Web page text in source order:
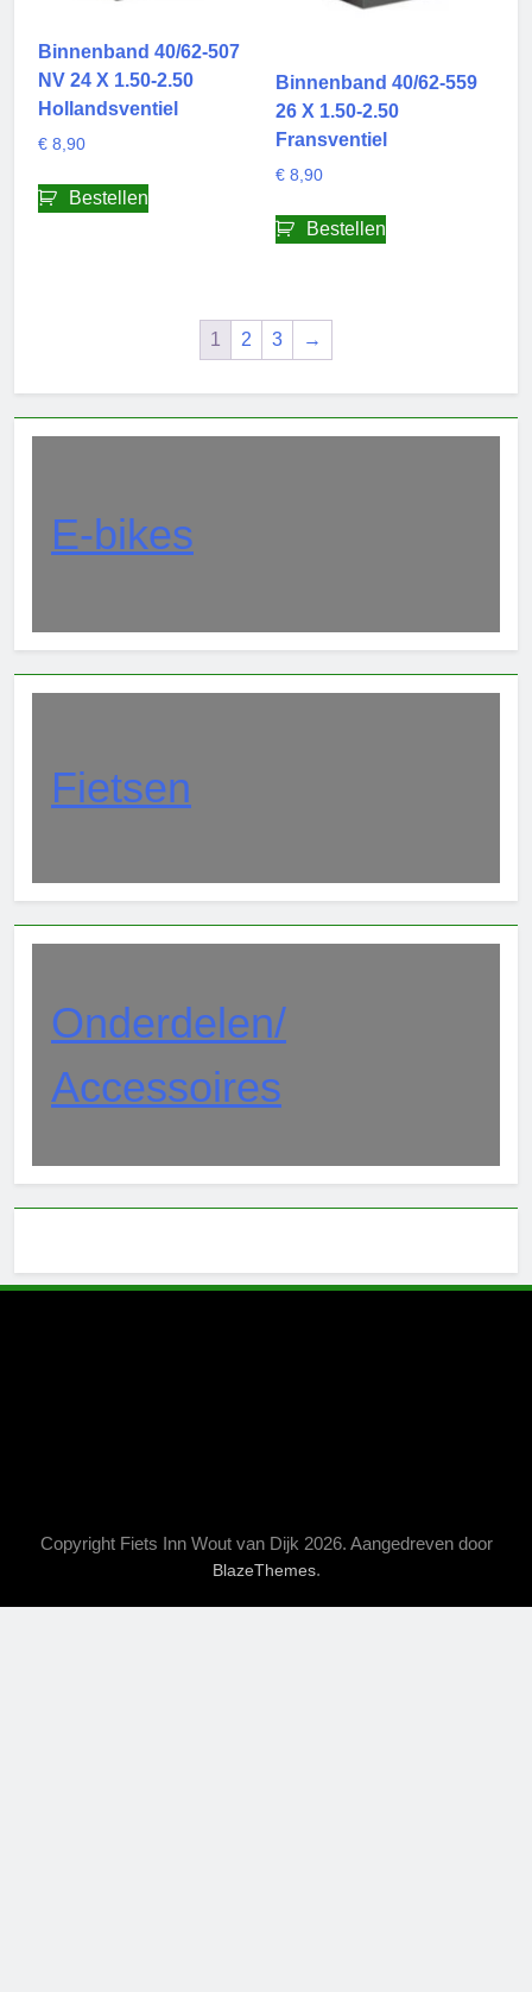
Binnenband 40/62-507
NV 24 X 1.50-2.50
Hollandsventiel
€ 8,90
Bestellen
Binnenband 40/62-559
26 X 1.50-2.50
Fransventiel
€8,90
Bestellen
1 2 3 →
E-bikes
Fietsen
Onderdelen/
Accessoires
Copyright Fiets Inn Wout van Dijk 2026. Aangedreven door
BlazeThemes.